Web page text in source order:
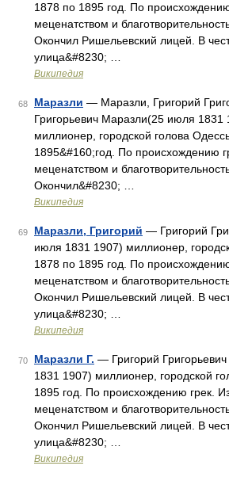
1878 по 1895 год. По
меценатством и
Окончил Ришельевский лицей. В
улица&#8230; …
Википедия
68 Маразли — Маразли, Григорий
Григорьевич Маразли(25 июля 1831
миллионер, городской голова
1895&#160;год. По происхождению
меценатством и
Окончил&#8230; …
Википедия
69 Маразли, Григорий — Григорий
июля 1831 1907) миллионер,
1878 по 1895 год. По
меценатством и
Окончил Ришельевский лицей. В
улица&#8230; …
Википедия
70 Маразли Г. — Григорий
1831 1907) миллионер, городской
1895 год. По происхождению грек.
меценатством и
Окончил Ришельевский лицей. В
улица&#8230; …
Википедия